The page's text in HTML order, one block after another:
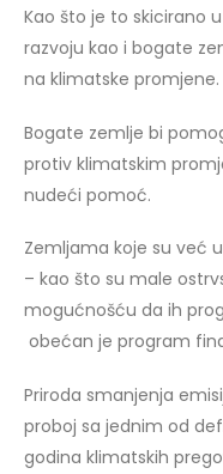
Kao što je to skicirano
razvoju kao i bogate
na klimatske promjene.
Bogate zemlje bi
protiv klimatskim
nudeći pomoć.
Zemljama koje su već
– kao što su male
mogućnošću da ih
obećan je program
Priroda smanjenja
proboj sa jednim od
godina klimatskih